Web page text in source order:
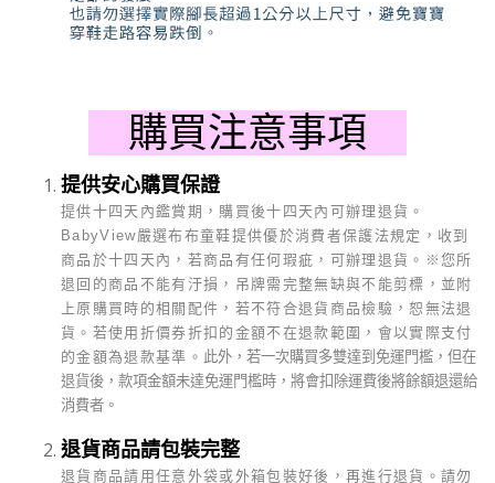
購買注意事項
提供安心購買保證
提供十四天內鑑賞期，購買後十四天內可辦理退貨。
BabyView嚴選布布童鞋提供優於消費者保護法規定，收到
商品於十四天內，若商品有任何瑕疵，可辦理退貨。 ※您所
退回的商品不能有汙損，吊牌需完整無缺與不能剪標，並附
上原購買時的相關配件，若不符合退貨商品檢驗，恕無法退
貨。若使用折價券折扣的金額不在退款範圍，會以實際支付
的金額為退款基準。 此外，若一次購買多雙達到免運門檻，但在
退貨後，款項金額未達免運門檻時，將會扣除運費後將餘額退還給
消費者。
退貨商品請包裝完整
退貨商品請用任意外袋或外箱包裝好後，再進行退貨。請勿